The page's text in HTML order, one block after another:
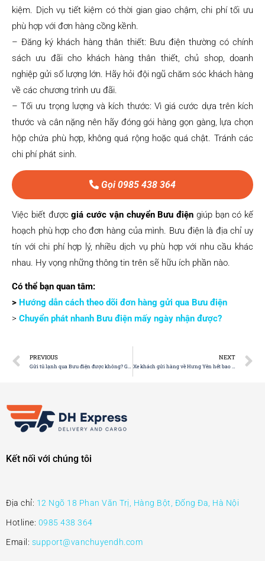
kiệm. Dịch vụ tiết kiệm có thời gian giao chậm, chi phí tối ưu
phù hợp với đơn hàng cồng kềnh.
– Đăng ký khách hàng thân thiết: Bưu điện thường có chính
sách ưu đãi cho khách hàng thân thiết, chủ shop, doanh
nghiệp gửi số lượng lớn. Hãy hỏi đội ngũ chăm sóc khách hàng
về các chương trình ưu đãi.
– Tối ưu trọng lượng và kích thước: Vì giá cước dựa trên kích
thước và cân nặng nên hãy đóng gói hàng gọn gàng, lựa chọn
hộp chứa phù hợp, không quá rộng hoặc quá chật. Tránh các
chi phí phát sinh.
Gọi 0985 438 364
Việc biết đượcgiá cước vận chuyển Bưu điện giúp bạn có kế
hoạch phù hợp cho đơn hàng của mình. Bưu điện là địa chỉ uy
tín với chi phí hợp lý, nhiều dịch vụ phù hợp với nhu cầu khác
nhau. Hy vọng những thông tin trên sẽ hữu ích phần nào.
Có thể bạn quan tâm:
> Hướng dẫn cách theo dõi đơn hàng gửi qua Bưu điện
> Chuyển phát nhanh Bưu điện mấy ngày nhận được?
PREVIOUS NEXT
Kết nối với chúng tôi
Địa chỉ: 12 Ngõ 18 Phan Văn Trị, Hàng Bột, Đống Đa, Hà Nội
Hotline: 0985 438 364
Email: support@vanchuyendh.com